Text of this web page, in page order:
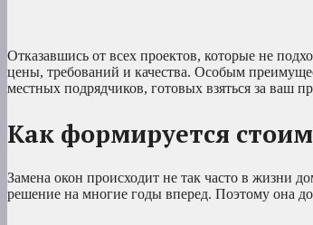
Отказавшись от всех проектов, которые не
цены, требований и качества. Особым
местных подрядчиков, готовых взяться за ваш
Как формируется
Замена окон происходит не так часто в жизни
решение на многие годы вперед. Поэтому она